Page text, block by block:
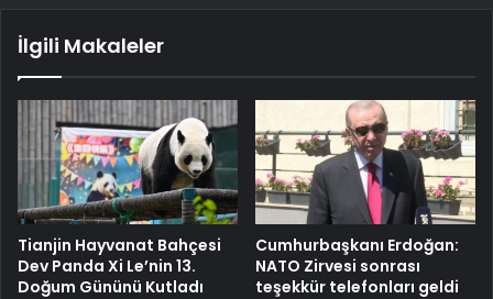
İlgili Makaleler
Tianjin Hayvanat Bahçesi
Dev Panda Xi Le’nin 13.
Doğum Gününü Kutladı
Cumhurbaşkanı Erdoğan:
NATO Zirvesi sonrası
teşekkür telefonları geldi